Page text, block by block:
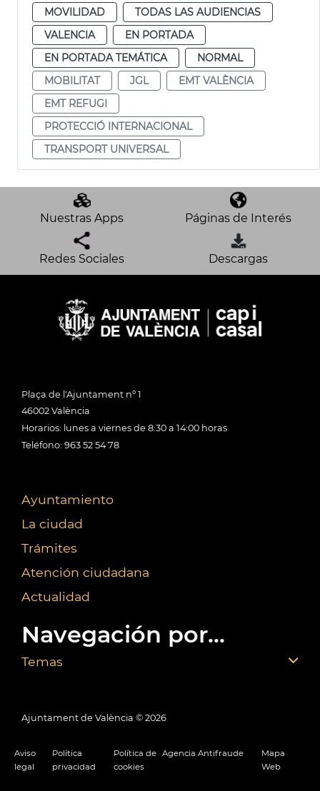
MOVILIDAD
TODAS LAS AUDIENCIAS
VALENCIA
EN PORTADA
EN PORTADA TEMÁTICA
NORMAL
MOBILITAT
JGL
EMT VALÈNCIA
EMT REFUGI
PROTECCIÓ INTERNACIONAL
TRANSPORT UNIVERSAL
Nuestras Apps Páginas de Interés
Redes Sociales Descargas
Plaça de l'Ajuntament nº 1
46002 València
Horarios: lunes a viernes de 8:30 a 14:00 horas
Teléfono: 963 52 54 78
Ayuntamiento
La ciudad
Trámites
Atención ciudadana
Actualidad
Navegación por...
Temas
Ajuntament de València © 2026
Aviso
legal
Política
privacidad
Política de
cookies
Agencia Antifraude
Mapa
Web